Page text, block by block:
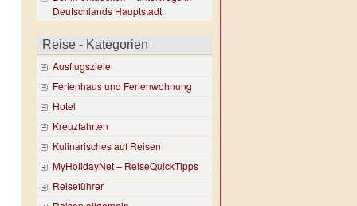
Deutschlands Hauptstadt
Reise - Kategorien
Ausflugsziele
Ferienhaus und Ferienwohnung
Hotel
Kreuzfahrten
Kulinarisches auf Reisen
MyHolidayNet – ReiseQuickTipps
Reiseführer